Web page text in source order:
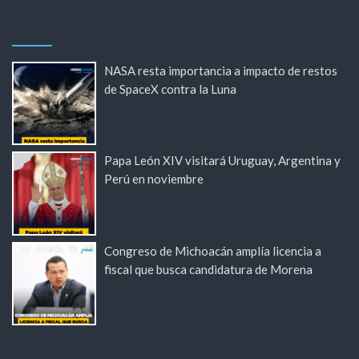
NASA resta importancia a impacto de restos
de SpaceX contra la Luna
Papa León XIV visitará Uruguay, Argentina y
Perú en noviembre
Congreso de Michoacán amplía licencia a
fiscal que busca candidatura de Morena